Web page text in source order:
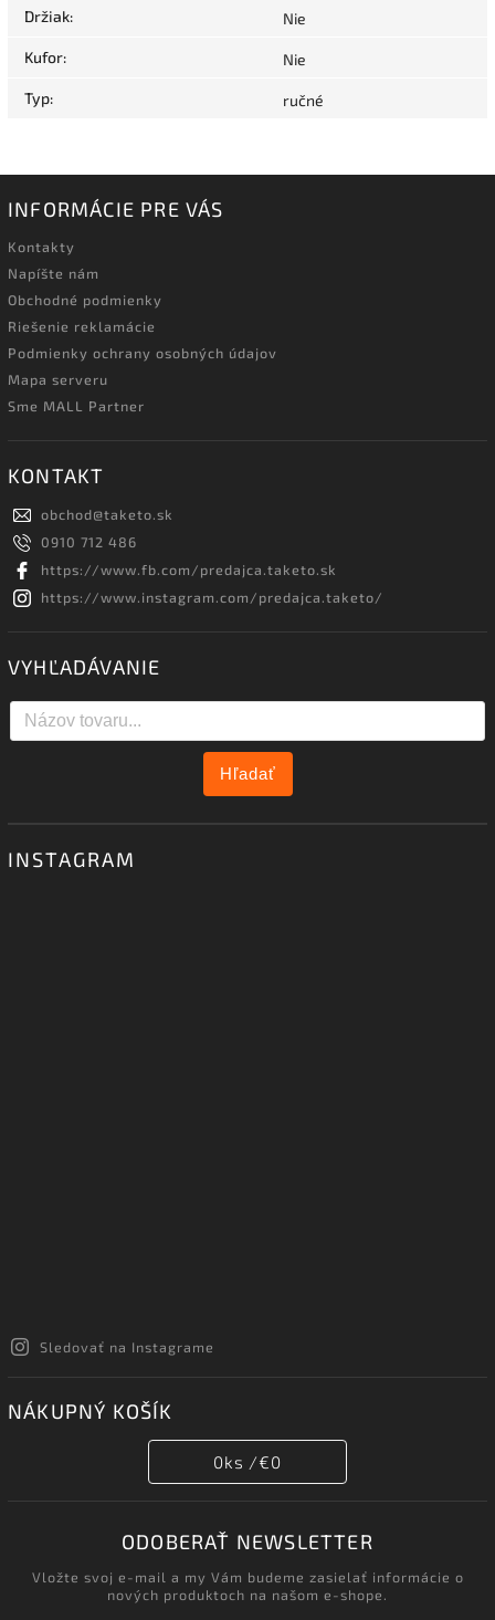
Držiak: Nie
Kufor: Nie
Typ: ručné
INFORMÁCIE PRE VÁS
Kontakty
Napíšte nám
Obchodné podmienky
Riešenie reklamácie
Podmienky ochrany osobných údajov
Mapa serveru
Sme MALL Partner
KONTAKT
obchod@taketo.sk
0910 712 486
https://www.fb.com/predajca.taketo.sk
https://www.instagram.com/predajca.taketo/
VYHĽADÁVANIE
Hľadať
INSTAGRAM
Sledovať na Instagrame
NÁKUPNÝ KOŠÍK
0ks /€0
ODOBERAŤ NEWSLETTER
Vložte svoj e-mail a my Vám budeme zasielať informácie o
nových produktoch na našom e-shope.